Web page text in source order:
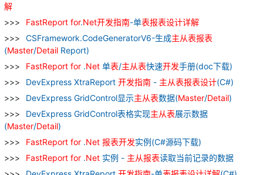
解
FastReport for.Net开发指南-单表报表设计详解
CSFramework.CodeGeneratorV6-生成主从表报表
(Master/Detail Report)
FastReport for .Net 单表/主从表快速开发手册(doc下载)
DevExpress XtraReport 开发指南 - 主从表报表设计(C#)
DevExpress GridControl显示主从表数据(Master/Detail)
DevExpress GridControl表格实现主从表展示数据
(Master/Detail)
FastReport for .Net 报表开发实例(C#源码下载)
FastReport for .Net 实例 - 主从报表读取当前记录的数据